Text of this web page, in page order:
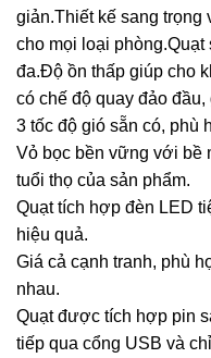
giản.Thiết kế sang trọng
cho mọi loại phòng.Quạt
đa.Độ ồn thấp giúp cho
có chế độ quay đảo
3 tốc độ gió sẵn có, phù
Vỏ bọc bền vững với bề
tuổi thọ của sản phẩm.
Quạt tích hợp đèn LED
hiệu quả.
Giá cả cạnh tranh, phù
nhau.
Quạt được tích hợp pin
tiếp qua cổng USB và